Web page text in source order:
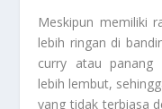
Meskipun memiliki
lebih ringan di
curry atau panang
lebih lembut,
yang tidak terbiasa